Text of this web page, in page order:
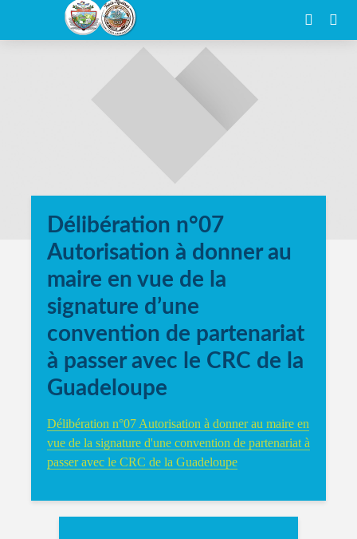
Délibération n°07
Autorisation à donner au
maire en vue de la
signature d’une
convention de partenariat
à passer avec le CRC de la
Guadeloupe
Délibération n°07 Autorisation à donner au maire en
vue de la signature d'une convention de partenariat à
passer avec le CRC de la Guadeloupe